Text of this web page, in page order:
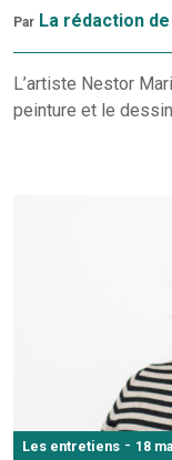
Par La rédaction
L’artiste Nestor
peinture et le
Les entretiens - 18